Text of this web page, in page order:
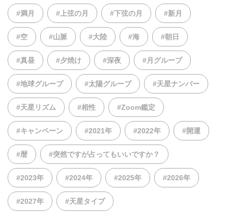
#満月 #上弦の月 #下弦の月 #新月
#空 #山脈 #大陸 #海 #朝日
#真昼 #夕焼け #深夜 #月グループ
#地球グループ #太陽グループ #天星ナンバー
#天星リズム #相性 #Zoom鑑定
#キャンペーン #2021年 #2022年 #開運
#暦 #突然ですが占ってもいいですか？
#2023年 #2024年 #2025年 #2026年
#2027年 #天星タイプ